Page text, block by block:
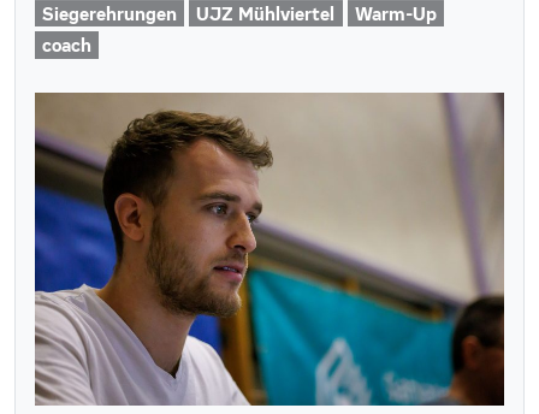
Siegerehrungen
UJZ Mühlviertel
Warm-Up
coach